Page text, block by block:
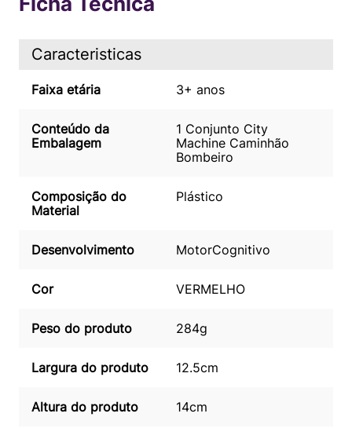
Caracteristicas
Faixa etária 3+ anos
Conteúdo da
Embalagem
1 Conjunto City
Machine Caminhão
Bombeiro
Composição do
Material
Plástico
Desenvolvimento MotorCognitivo
Cor VERMELHO
Peso do produto 284g
Largura do produto 12.5cm
Altura do produto 14cm